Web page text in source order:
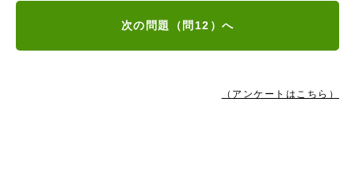
次の問題（問12）へ
（アンケートはこちら）